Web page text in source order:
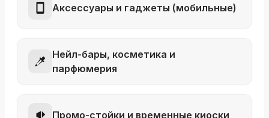
Аксессуары и гаджеты (мобильные)
Нейл-бары, косметика и
парфюмерия
Промо-стойки и временные киоски